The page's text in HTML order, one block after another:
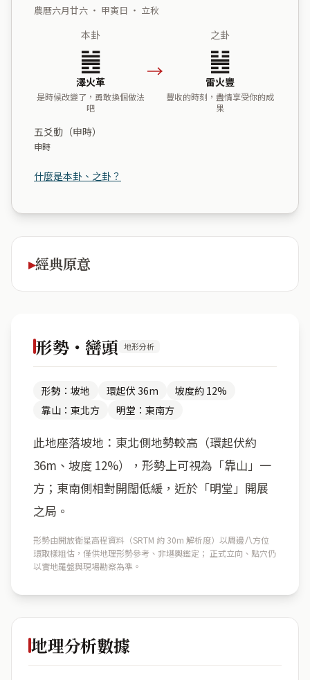
農曆六月廿六 ・ 甲寅日 ・ 立秋
本卦
䷰
澤火革
是時候改變了，勇敢換個做法
吧
→
之卦
䷶
雷火豐
豐收的時刻，盡情享受你的成
果
五爻動（申時）
申時
什麼是本卦、之卦？
經典原意
形勢・巒頭 地形分析
形勢：坡地 環起伏 36m
坡度約 12%
靠山：東北方
明堂：東南方
此地座落坡地：東北側地勢較高（環起伏約
36m、坡度 12%），形勢上可視為「靠山」一
方；東南側相對開闊低緩，近於「明堂」開展
之局。
形勢由開放衛星高程資料（SRTM 約 30m 解析度）以周邊八方位
環取樣粗估，僅供地理形勢參考、非堪輿鑑定； 正式立向、點穴仍
以實地羅盤與現場勘察為準。
地理分析數據